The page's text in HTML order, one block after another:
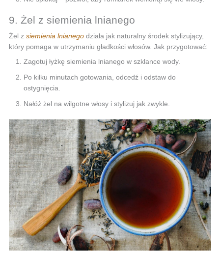
9. Żel z siemienia lnianego
Żel z siemienia lnianegodziała jak naturalny środek stylizujący,
który pomaga w utrzymaniu gładkości włosów. Jak przygotować:
Zagotuj łyżkę siemienia lnianego w szklance wody.
Po kilku minutach gotowania, odcedź i odstaw do
ostygnięcia.
Nałóż żel na wilgotne włosy i stylizuj jak zwykle.